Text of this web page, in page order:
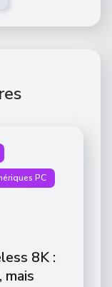
PC
8K :
mais